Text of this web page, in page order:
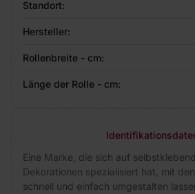
Standort:
Hersteller:
Rollenbreite - cm:
Länge der Rolle - cm:
Eine Marke, die sich auf
Dekorationen spezialisiert hat, mit
schnell und einfach umgestalten